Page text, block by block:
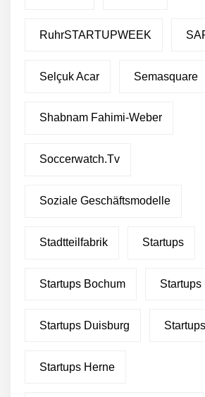
RuhrSTARTUPWEEK
Selçuk Acar Semasquare
Shabnam Fahimi-Weber
Soccerwatch.tv
Soziale Geschäftsmodelle
Stadtteilfabrik Startups
Startups Bochum Startups
Startups Duisburg
Startups Herne